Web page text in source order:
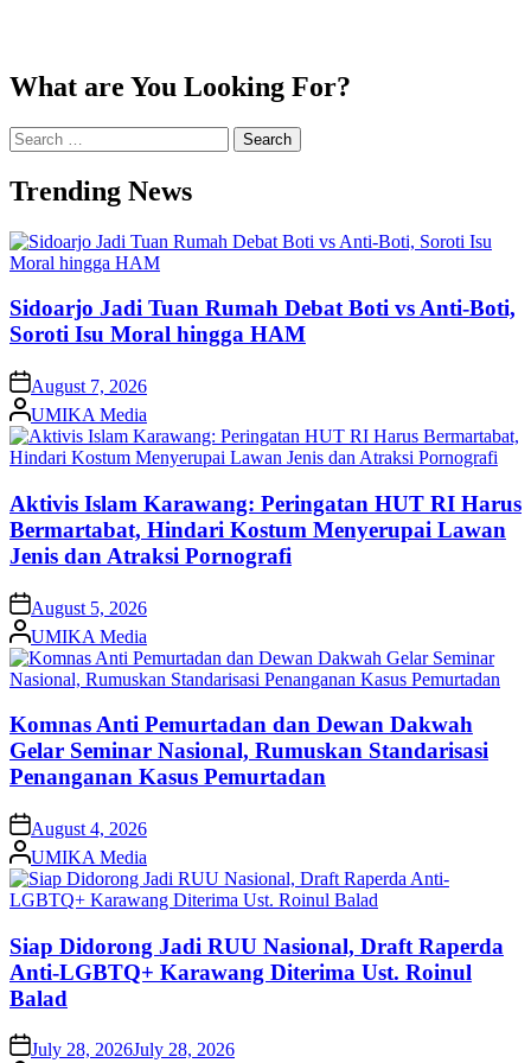
What are You Looking For?
Search
for:
Trending News
Sidoarjo Jadi Tuan Rumah Debat Boti vs Anti-Boti,
Soroti Isu Moral hingga HAM
on August 7, 2026
Posted
by
UMIKA Media
Aktivis Islam Karawang: Peringatan HUT RI Harus
Bermartabat, Hindari Kostum Menyerupai Lawan
Jenis dan Atraksi Pornografi
on August 5, 2026
Posted
by
UMIKA Media
Komnas Anti Pemurtadan dan Dewan Dakwah
Gelar Seminar Nasional, Rumuskan Standarisasi
Penanganan Kasus Pemurtadan
on August 4, 2026
Posted
by
UMIKA Media
Siap Didorong Jadi RUU Nasional, Draft Raperda
Anti-LGBTQ+ Karawang Diterima Ust. Roinul
Balad
onJuly 28, 2026July 28, 2026